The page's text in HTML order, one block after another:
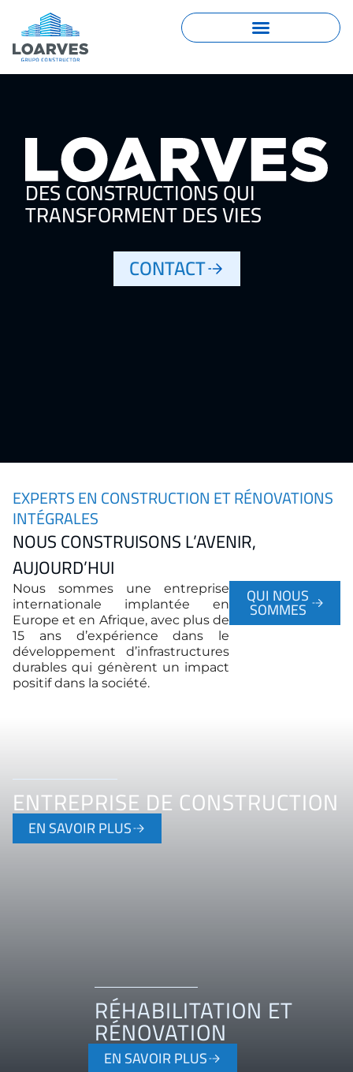
DES CONSTRUCTIONS QUI
TRANSFORMENT DES VIES
CONTACT
EXPERTS EN CONSTRUCTION ET RÉNOVATIONS
INTÉGRALES
NOUS CONSTRUISONS L’AVENIR,
AUJOURD’HUI
Nous sommes une entreprise
internationale implantée en
Europe et en Afrique, avec plus de
15 ans d’expérience dans le
développement d’infrastructures
durables qui génèrent un impact
positif dans la société.
QUI NOUS
SOMMES
ENTREPRISE DE CONSTRUCTION
EN SAVOIR PLUS
RÉHABILITATION ET
RÉNOVATION
EN SAVOIR PLUS